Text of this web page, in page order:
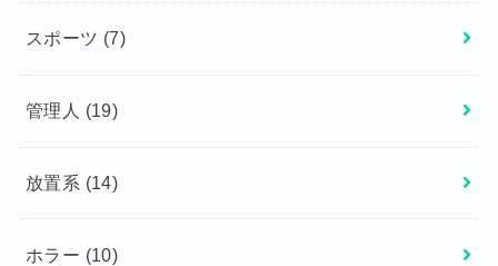
スポーツ (7)
管理人 (19)
放置系 (14)
ホラー (10)